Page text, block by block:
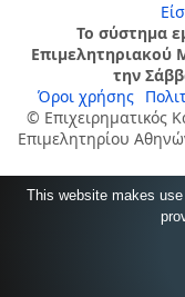
Το σύστημα
Επιμελητηριακού
την
Όροι χρήσης
© Επιχειρηματικός
Επιμελητηρίου
This website makes